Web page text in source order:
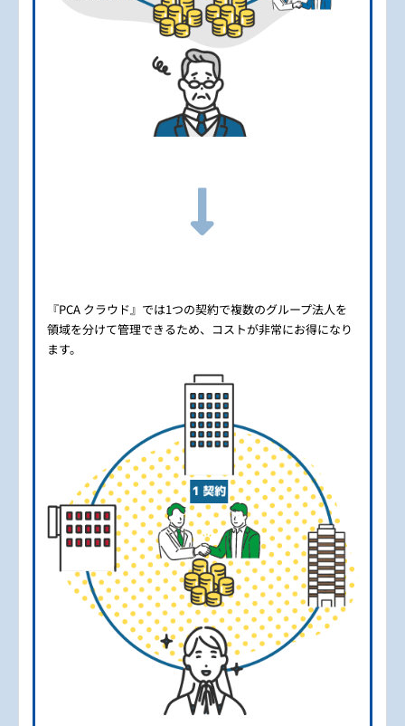
『PCA クラウド』では1つの契約で複数のグループ法人を
領域を分けて管理できるため、コストが非常にお得になり
ます。